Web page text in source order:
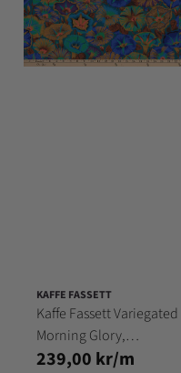
KAFFE FASSETT
Kaffe Fassett Variegated
Morning Glory,
PWPJ098.BLUE
239,00 kr/m